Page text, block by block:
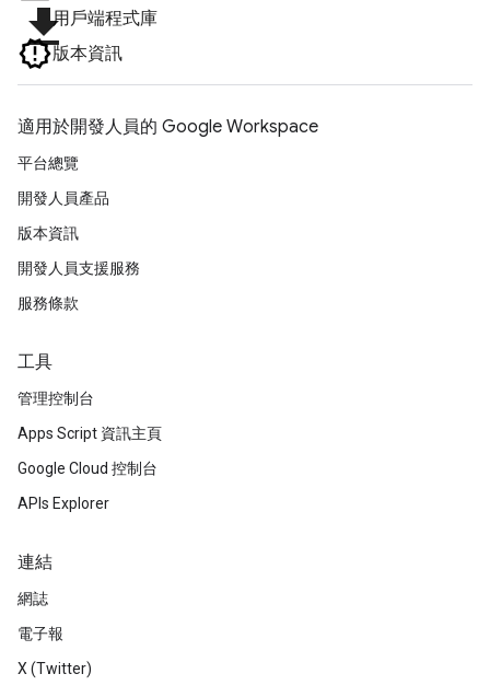
file_download用戶端程式庫
版本資訊
適用於開發人員的 Google Workspace
平台總覽
開發人員產品
版本資訊
開發人員支援服務
服務條款
工具
管理控制台
Apps Script 資訊主頁
Google Cloud 控制台
APIs Explorer
連結
網誌
電子報
X (Twitter)